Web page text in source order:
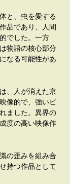
と、虫を愛する
品であり、人間
でした。一方
物語の核心部分
なる可能性があ
は、人が消えた京
像的で、強いビ
ました。異界の
度の高い映像作
の歪みを組み合
持つ作品として